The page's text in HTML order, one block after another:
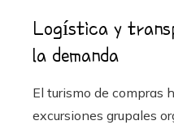
Logística y
la demanda
El turismo de compras
excursiones grupales